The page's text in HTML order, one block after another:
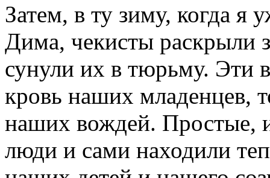
Затем, в ту зиму, когда я
Дима, чекисты раскрыли
сунули их в тюрьму. Эти
кровь наших младенцев,
наших вождей. Простые,
люди и сами находили